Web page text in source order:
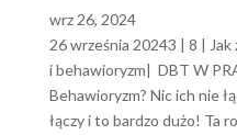
wrz 26, 2024
26 września 20243 | 8 | Jak
i behawioryzm| DBT W
Behawioryzm? Nic ich nie
łączy i to bardzo dużo! Ta